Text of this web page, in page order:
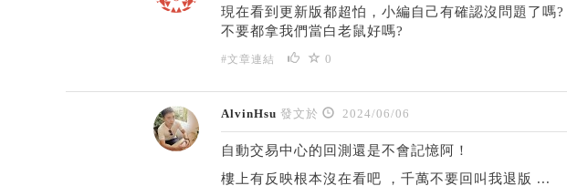
現在看到更新版都超怕，小編自己有確認沒問題了嗎?
不要都拿我們當白老鼠好嗎?
#文章連結 0
AlvinHsu 發文於 2024/06/06
自動交易中心的回測還是不會記憶阿！
樓上有反映根本沒在看吧 ，千萬不要回叫我退版 ...